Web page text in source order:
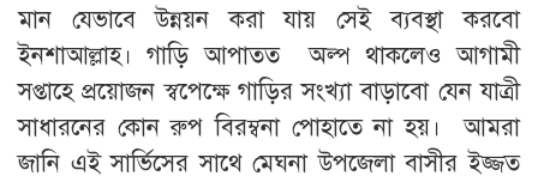
মান যেভাবে উন্নয়ন করা যায় সেই ব্যবস্থা করবো
ইনশাআল্লাহ। গাড়ি আপাতত অল্প থাকলেও আগামী
সপ্তাহে প্রয়োজন স্বপেক্ষে গাড়ির সংখ্যা বাড়াবো যেন যাত্রী
সাধারনের কোন রুপ বিরম্বনা পোহাতে না হয়। আমরা
জানি এই সার্ভিসের সাথে মেঘনা উপজেলা বাসীর ইজ্জত